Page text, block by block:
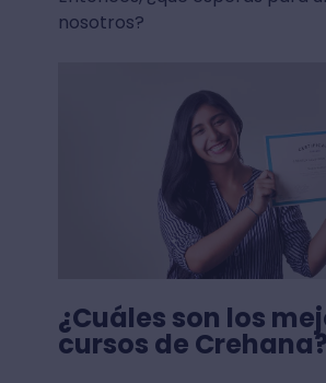
nosotros?
¿Cuáles son los
cursos de Crehana?